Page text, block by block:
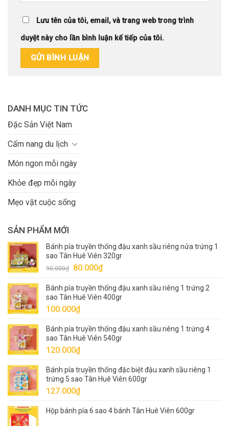
Lưu tên của tôi, email, và trang web trong trình
duyệt này cho lần bình luận kế tiếp của tôi.
DANH MỤC TIN TỨC
Đặc Sản Việt Nam
Cẩm nang du lịch
Món ngon mỗi ngày
Khỏe đẹp mỗi ngày
Mẹo vặt cuộc sống
SẢN PHẨM MỚI
Bánh pía truyền thống đậu xanh sầu riêng nửa trứng 1
sao Tân Huê Viên 320gr
90.000₫
Giá
là:
90.000₫.
80.000₫Giá
tại
là:
Bánh pía truyền thống đậu xanh sầu riêng 1 trứng 2
sao Tân Huê Viên 400gr
100.000₫
Bánh pía truyền thống đậu xanh sầu riêng 1 trứng 4
sao Tân Huê Viên 540gr
120.000₫
Bánh pía truyền thống đặc biệt đậu xanh sầu riêng 1
trứng 5 sao Tân Huê Viên 600gr
127.000₫
Hộp bánh pía 6 sao 4 bánh Tân Huê Viên 600gr